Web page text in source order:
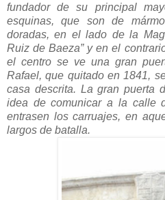
fundador de su principal
esquinas, que son de
doradas, en el lado de la
Ruiz de Baeza” y en el
el centro se ve una gran
Rafael, que quitado en 1841,
casa descrita. La gran puerta
idea de comunicar a la calle
entrasen los carruajes, en
largos de batalla.